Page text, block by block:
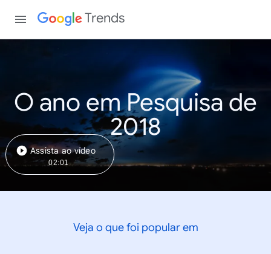
Trends
O ano em Pesquisa de
2018
Assista ao vídeo
02:01
Veja o que foi popular em